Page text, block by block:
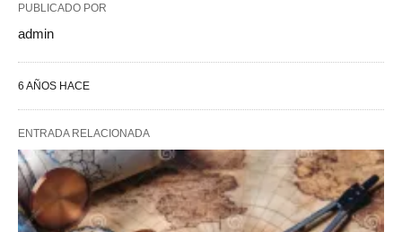
PUBLICADO POR
admin
6 AÑOS HACE
ENTRADA RELACIONADA